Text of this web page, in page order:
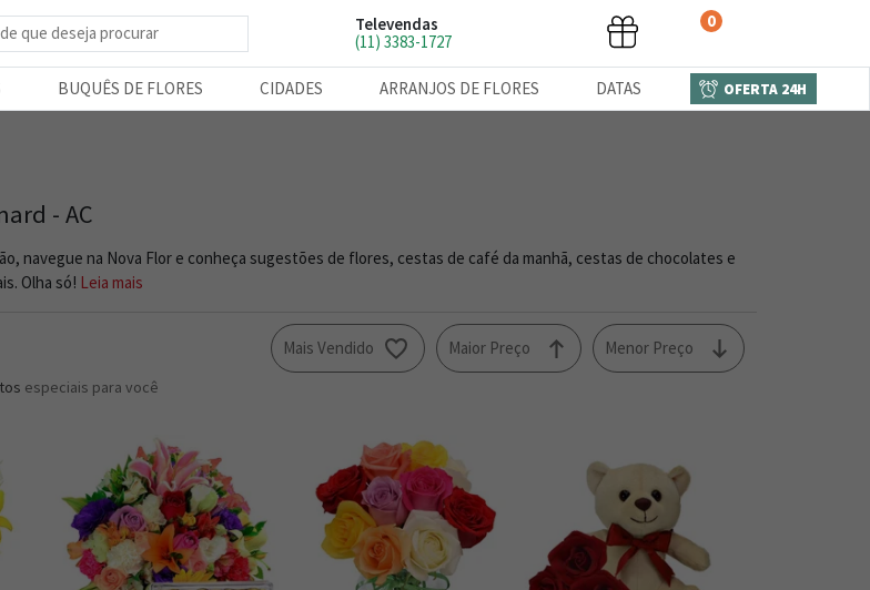
Televendas
(11) 3383-1727
0
BUQUÊS DE FLORES CIDADES ARRANJOS DE FLORES DATAS OFERTA 24H
- AC
navegue na Nova Flor e conheça sugestões de flores, cestas de café da manhã, cestas de chocolates e
Olha só! Leia mais
Menor Preço
Maior Preço
Mais Vendido
especiais para você